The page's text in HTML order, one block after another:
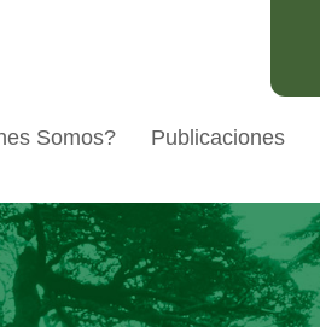
Somos? Publicaciones